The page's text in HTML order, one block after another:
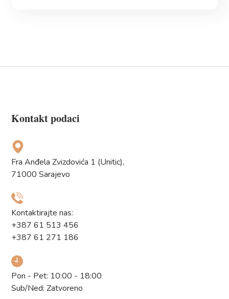
Kontakt podaci
Fra Anđela Zvizdovića 1 (Unitic),
71000 Sarajevo
Kontaktirajte nas:
+387 61 513 456
+387 61 271 186
Pon - Pet: 10:00 - 18:00
Sub/Ned: Zatvoreno